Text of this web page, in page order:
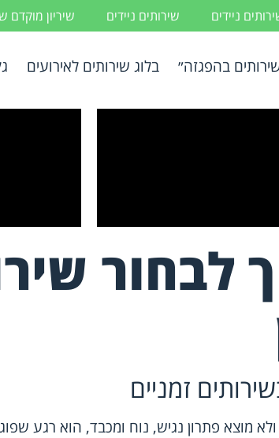
ניידים שירותים ניידים שיריון מוקדם
בהפגזה״ בלוג שירותים לאירועים
לבחור
זמניים
מוצא פתרון נגיש, נוח ומכבד, הוא רגע